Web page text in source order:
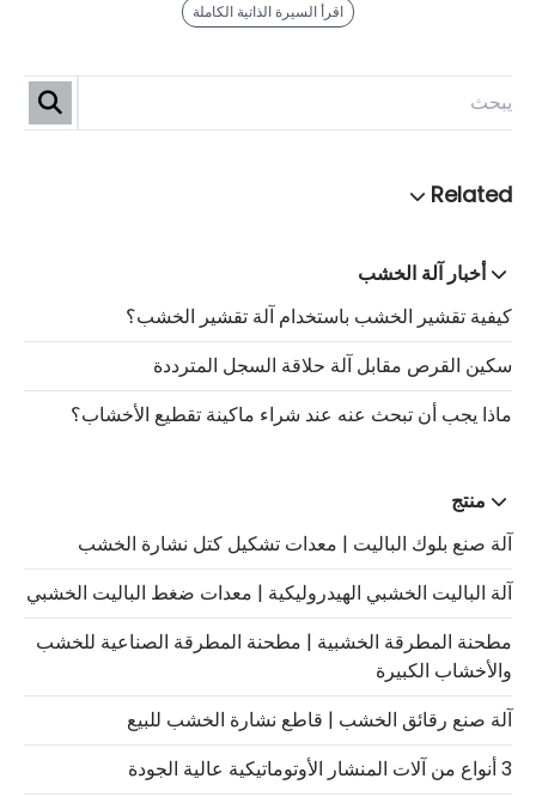
اقرأ السيرة الذاتية الكاملة
أخبار آلة الخشب
كيفية تقشير الخشب باستخدام آلة تقشير الخشب؟
سكين القرص مقابل آلة حلاقة السجل المترددة
ماذا يجب أن تبحث عنه عند شراء ماكينة تقطيع الأخشاب؟
منتج
آلة صنع بلوك الباليت | معدات تشكيل كتل نشارة الخشب
آلة الباليت الخشبي الهيدروليكية | معدات ضغط الباليت الخشبي
مطحنة المطرقة الخشبية | مطحنة المطرقة الصناعية للخشب
والأخشاب الكبيرة
آلة صنع رقائق الخشب | قاطع نشارة الخشب للبيع
3 أنواع من آلات المنشار الأوتوماتيكية عالية الجودة